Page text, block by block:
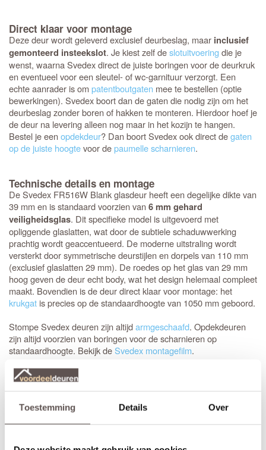
Toestemming Details Over
Direct klaar voor montage
Deze deur wordt geleverd exclusief deurbeslag, maar inclusief
gemonteerd insteekslot. Je kiest zelf deslotuitvoeringdie je
wenst, waarna Svedex direct de juiste boringen voor de deurkruk
en eventueel voor een sleutel- of wc-garnituur verzorgt. Een
echte aanrader is ompatentboutgaten mee te bestellen (optie
bewerkingen). Svedex boort dan de gaten die nodig zijn om het
deurbeslag zonder boren of hakken te monteren. Hierdoor hoef je
de deur na levering alleen nog maar in het kozijn te hangen.
Bestel je eenopdekdeur? Dan boort Svedex ook direct degaten
op de juiste hoogtevoor depaumelle scharnieren.
Technische details en montage
De Svedex FR516W Blank glasdeur heeft een degelijke dikte van
39 mm en is standaard voorzien van6 mm gehard
veiligheidsglas. Dit specifieke model is uitgevoerd met
opliggende glaslatten, wat door de subtiele schaduwwerking
prachtig wordt geaccentueerd. De moderne uitstraling wordt
versterkt door symmetrische deurstijlen en dorpels van 110 mm
(exclusief glaslatten 29 mm). De roedes op het glas van 29 mm
hoog geven de deur echt body, wat het design helemaal compleet
maakt. Bovendien is de deur direct klaar voor montage: het
krukgat is precies op de standaardhoogte van 1050 mm geboord.
Stompe Svedex deuren zijn altijdarmgeschaafd. Opdekdeuren
zijn altijd voorzien van boringen voor de scharnieren op
standaardhoogte. Bekijk deSvedex montagefilm.
Elk modelSvedex-deur
opdekuitvoering, in elke denkbare standaardmaat of afwijkende
juiste draairichting doorgeeft tijdens het bestellen. Doordat
Svedex het slot al in de fabriek infreest, kan de deur niet
groot belang.